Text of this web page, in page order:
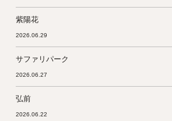
紫陽花
2026.06.29
サファリパーク
2026.06.27
弘前
2026.06.22